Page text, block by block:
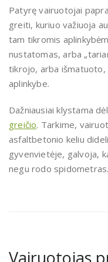
Patyrę vairuotojai
greiti, kuriuo važiuoja
tam tikromis
nustatomas, arba
tikrojo, arba išmatuoto,
aplinkybe.
Dažniausiai klystama
greičio. Tarkime,
asfaltbetonio keliu
gyvenvietėje, galvoja,
negu rodo
Vairuotojas